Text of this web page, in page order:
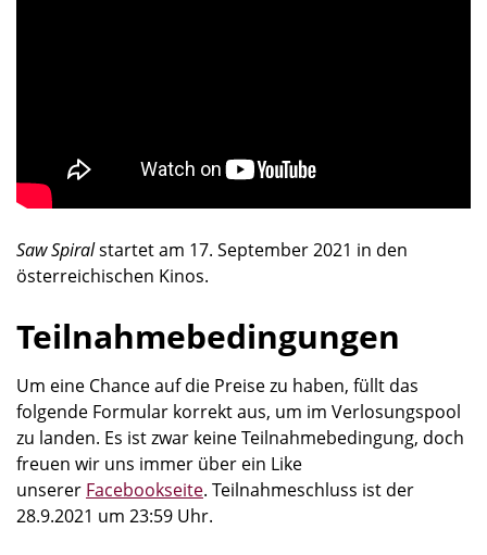
Saw Spiralstartet am 17. September 2021 in den
österreichischen Kinos.
Teilnahmebedingungen
Um eine Chance auf die Preise zu haben, füllt das
folgende Formular korrekt aus, um im Verlosungspool
zu landen. Es ist zwar keine Teilnahmebedingung, doch
freuen wir uns immer über ein Like
unserer Facebookseite. Teilnahmeschluss ist der
28.9.2021 um 23:59 Uhr.